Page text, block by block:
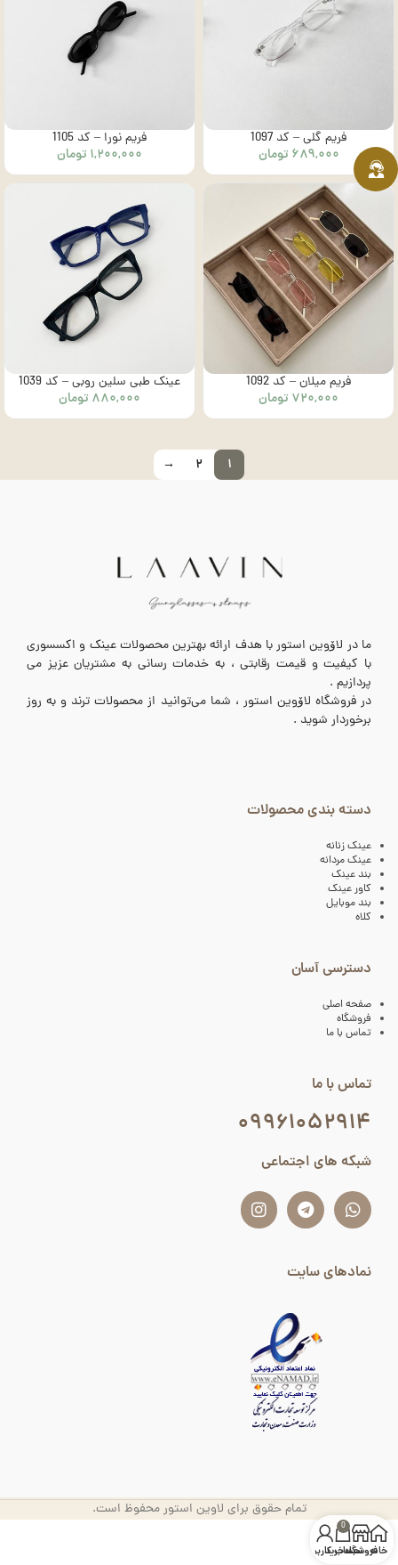
فریم گلی – کد 1097
۶۸۹,۰۰۰ تومان
فریم نورا – کد 1105
۱,۲۰۰,۰۰۰ تومان
فریم میلان – کد 1092
۷۲۰,۰۰۰ تومان
عینک طبی سلین روبی – کد 1039
۸۸۰,۰۰۰ تومان
۱ ۲ →
ما در لاۆوین استور با هدف ارائه بهترین محصولات عینک و اکسسوری
با کیفیت و قیمت رقابتی ، به خدمات رسانی به مشتریان عزیز می
پردازیم .
در فروشگاه لاۆوین استور ، شما می‌توانید از محصولات ترند و به روز
برخوردار شوید .
دسته بندی محصولات
عینک زنانه
عینک مردانه
بند عینک
کاور عینک
بند موبایل
کلاه
دسترسی آسان
صفحه اصلی
فروشگاه
تماس با ما
تماس با ما
۰۹۹۶۱۰۵۲۹۱۴
شبکه های اجتماعی
نمادهای سایت
تمام حقوق برای لاوین استور محفوظ است.
خانهفروشگاه
0
سبد خرید
حساب کاربری من